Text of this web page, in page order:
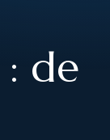
: de